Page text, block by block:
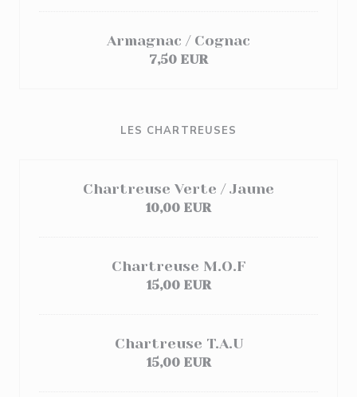
Armagnac / Cognac
7,50 EUR
LES CHARTREUSES
Chartreuse Verte / Jaune
10,00 EUR
Chartreuse M.O.F
15,00 EUR
Chartreuse T.A.U
15,00 EUR